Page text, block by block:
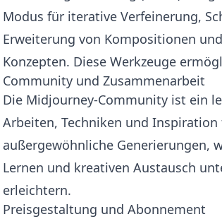
Modus für iterative Verfeinerung,
Erweiterung von Kompositionen
Konzepten. Diese Werkzeuge
Community und Zusammenarbeit
Die Midjourney-Community ist ein
Arbeiten, Techniken und
außergewöhnliche Generierungen,
Lernen und kreativen Austausch
erleichtern.
Preisgestaltung und Abonnement